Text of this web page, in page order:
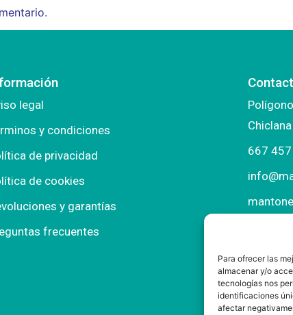
Para ofrecer las
almacenar y/o
tecnologías nos
identificaciones
afectar
legal
y condiciones
de privacidad
de cookies
y garantías
frecuentes
667